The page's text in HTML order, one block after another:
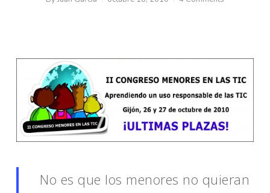
No es que los menores no quieran